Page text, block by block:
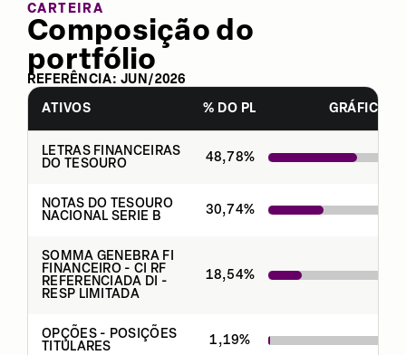
CARTEIRA
Composição do
portfólio
REFERÊNCIA: JUN /2026
ATIVOS
% DO PL GRÁFICO
LETRAS FINANCEIRAS
DO TESOURO
48,78%
NOTAS DO TESOURO
NACIONAL SERIE B
30,74%
SOMMA GENEBRA FI
FINANCEIRO - CI RF
REFERENCIADA DI -
RESP LIMITADA
18,54%
OPÇÕES - POSIÇÕES
TITULARES
1,19%